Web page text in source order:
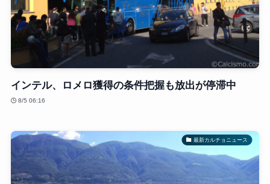
インテル、ロメロ獲得の条件把握も放出が停滞中
8/5 06:16
最新カルチョニュース